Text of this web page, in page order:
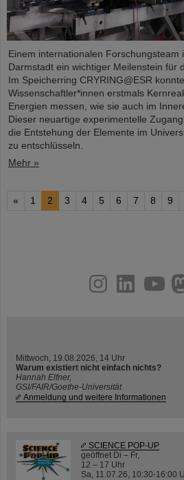
Einem internationalen Forschungsteam
Darmstadt ein wichtiger Meilenstein für
Im Speicherring CRYRING@ESR
Wissenschaftler*innen erstmals
Energien messen, wie sie auch im
Dieser neuartige experimentelle
die Entstehung der Elemente im
zu entschlüsseln.
Mehr »
« 1 2 3 4 5 6 7 8 9
youtube
helmholtz.social
facebook
Mittwoch, 19.08.2026, 14 Uhr
Warum existiert nicht einfach nichts?
Hannah Elfner,
GSI/FAIR/Goethe-Universität
Anmeldung und weitere Informationen
SCIENCE POP-UP
geöffnet Di – Fr,
12 – 17 Uhr
Sa, 11.07.26, 10:30-16:00